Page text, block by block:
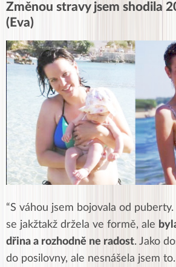
Změnou stravy jsem shodila
(Eva)
“S váhou jsem bojovala od
se jakžtakž držela ve formě, ale
dřina a rozhodně ne radost. Jako
do posilovny, ale nesnášela jsem